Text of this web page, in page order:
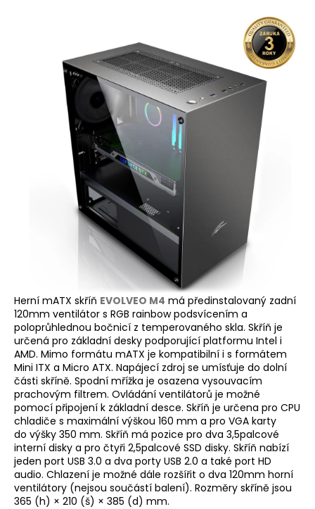
Herní mATX skříň EVOLVEO M4 má předinstalovaný zadní
120mm ventilátor s RGB rainbow podsvícením a
poloprůhlednou bočnicí z temperovaného skla. Skříň je
určená pro základní desky podporující platformu Intel i
AMD. Mimo formátu mATX je kompatibilní i s formátem
Mini ITX a Micro ATX. Napájecí zdroj se umísťuje do dolní
části skříně. Spodní mřížka je osazena vysouvacím
prachovým filtrem. Ovládání ventilátorů je možné
pomocí připojení k základní desce. Skříň je určena pro CPU
chladiče s maximální výškou 160 mm a pro VGA karty
do výšky 350 mm. Skříň má pozice pro dva 3,5palcové
interní disky a pro čtyři 2,5palcové SSD disky. Skříň nabízí
jeden port USB 3.0 a dva porty USB 2.0 a také port HD
audio. Chlazení je možné dále rozšířit o dva 120mm horní
ventilátory (nejsou součástí balení). Rozměry skříně jsou
365 (h) × 210 (š) × 385 (d) mm.